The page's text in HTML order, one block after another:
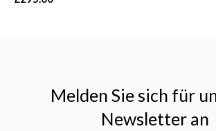
Melden Sie sich für
Newsletter an